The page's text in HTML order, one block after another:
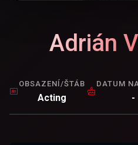
Adrián
OBSAZENÍ/ŠTÁB
Acting
DATUM
-